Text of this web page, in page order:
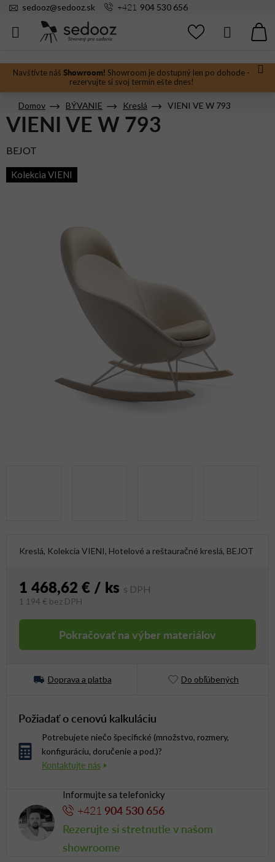
Prejsť
Navštívte náš Showroom! Showroom je dostupný len po dohode -
rezervujte si svoj termín ešte dnes!
sedooz@sedooz.sk +421 904 530 656
Hľadať
Domov BÝVANIE Kreslá VIENI VE W 793
Kreslá, Kolekcia VIENI, Hotelové a reštauračné kreslá, BEJOT
1 468,62 € / ks
1 194 € bez DPH
Pokračovať na výber materiálov
Doprava a platba Do obľúbených
Požiadať o cenovú kalkuláciu
Potrebujete niečo špecifické (množstvo, rozmery,
konfiguráciu, doručenie a pod.)?
Informujte sa telefonicky
+421 904 530 656
Rezerujte si stretnutie v našom
showroome
VIENI VE W 793
BEJOT
Kolekcia VIENI